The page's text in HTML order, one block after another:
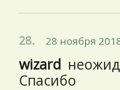
28. 28 ноября
wizard
Спасибо